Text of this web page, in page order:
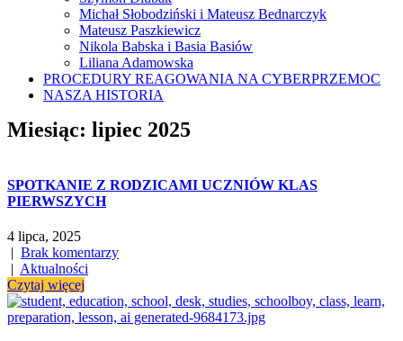
Michał Słobodziński i Mateusz Bednarczyk
Mateusz Paszkiewicz
Nikola Babska i Basia Basiów
Liliana Adamowska
PROCEDURY REAGOWANIA NA CYBERPRZEMOC
NASZA HISTORIA
Miesiąc: lipiec 2025
SPOTKANIE Z RODZICAMI UCZNIÓW KLAS
PIERWSZYCH
4 lipca, 2025
| Brak komentarzy
| Aktualności
Czytaj więcej